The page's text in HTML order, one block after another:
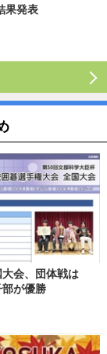
果発表
会、団体戦は
が優勝